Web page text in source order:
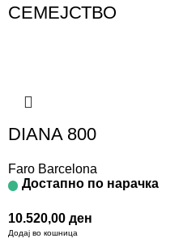
СЕМЕЈСТВО
DIANA 800
Faro Barcelona
Достапно по нарачка
10.520,00 ден
Додај во кошница